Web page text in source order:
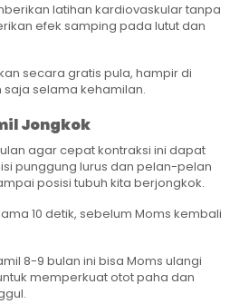
latihan kardiovaskular tanpa
efek samping pada lutut dan
secara gratis pula, hampir di
selama kehamilan.
Jongkok
agar cepat kontraksi ini dapat
punggung lurus dan pelan-pelan
posisi tubuh kita berjongkok.
10 detik, sebelum Moms kembali
8-9 bulan ini bisa Moms ulangi
memperkuat otot paha dan